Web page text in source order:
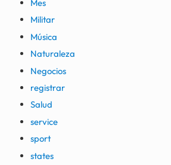
Mes
Militar
Música
Naturaleza
Negocios
registrar
Salud
service
sport
states